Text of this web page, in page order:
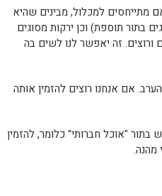
מתייחסים למכלול, מבינים שהיא
בתור תוספת) וכן ירקות מסוגים
ורוצים. זה יאפשר לנו לשים בה
אם אנחנו רוצים להזמין אותה
"אוכל חברותי" כלומר, להזמין
מהנה.